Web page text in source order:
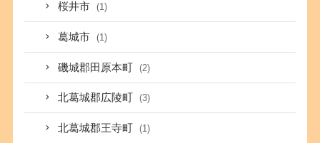
桜井市 (1)
葛城市 (1)
磯城郡田原本町 (2)
北葛城郡広陵町 (3)
北葛城郡王寺町 (1)